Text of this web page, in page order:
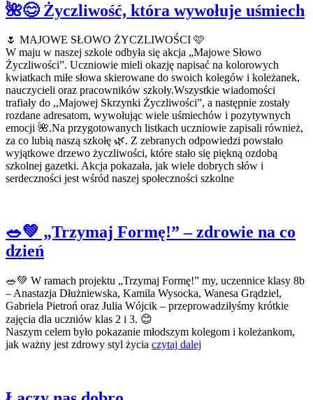
🌺😊 Życzliwość, która wywołuje uśmiech
🌷 MAJOWE SŁOWO ŻYCZLIWOŚCI 🩷
W maju w naszej szkole odbyła się akcja „Majowe Słowo
Życzliwości”. Uczniowie mieli okazję napisać na kolorowych
kwiatkach miłe słowa skierowane do swoich kolegów i koleżanek,
nauczycieli oraz pracowników szkoły.Wszystkie wiadomości
trafiały do ,,Majowej Skrzynki Życzliwości”, a następnie zostały
rozdane adresatom, wywołując wiele uśmiechów i pozytywnych
emocji 🌺.Na przygotowanych listkach uczniowie zapisali również,
za co lubią naszą szkołę 🌿. Z zebranych odpowiedzi powstało
wyjątkowe drzewo życzliwości, które stało się piękną ozdobą
szkolnej gazetki. Akcja pokazała, jak wiele dobrych słów i
serdeczności jest wśród naszej społeczności szkolne
🥗💚 „Trzymaj Formę!” – zdrowie na co
dzień
🥗💚 W ramach projektu „Trzymaj Formę!” my, uczennice klasy 8b
– Anastazja Dłużniewska, Kamila Wysocka, Wanesa Grądziel,
Gabriela Pietroń oraz Julia Wójcik – przeprowadziłyśmy krótkie
zajęcia dla uczniów klas 2 i 3. 😊
Naszym celem było pokazanie młodszym kolegom i koleżankom,
jak ważny jest zdrowy styl życia czytaj dalej